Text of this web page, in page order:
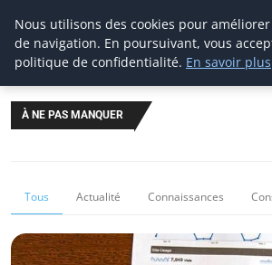
Prospection Pro
À NE PAS MANQUER
Tous Actualité Connaissances
Nous utilisons des cookies pour
de navigation. En poursuivant, vous
politique de confidentialité. En savoir plus